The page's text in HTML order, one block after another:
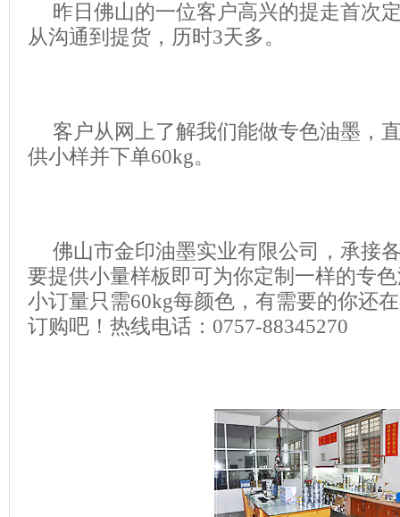
昨日佛山的一位客户高兴的提走首次
从沟通到提货，历时3天多。
客户从网上了解我们能做专色油墨，
供小样并下单60kg。
佛山市金印油墨实业有限公司，承接
要提供小量样板即可为你定制一样的专
小订量只需60kg每颜色，有需要的你还
订购吧！热线电话：0757-88345270